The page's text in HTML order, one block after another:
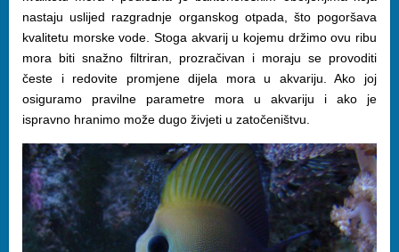
nastaju uslijed razgradnje organskog otpada, što pogoršava
kvalitetu morske vode. Stoga akvarij u kojemu držimo ovu ribu
mora biti snažno filtriran, prozračivan i moraju se provoditi
česte i redovite promjene dijela mora u akvariju. Ako joj
osiguramo pravilne parametre mora u akvariju i ako je
ispravno hranimo može dugo živjeti u zatočeništvu.